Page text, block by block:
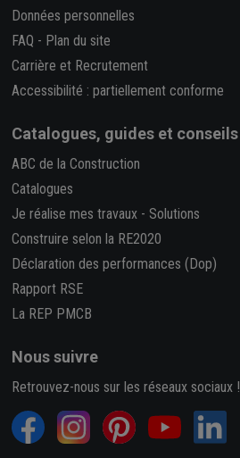
Données personnelles
FAQ - Plan du site
Carrière et Recrutement
Accessibilité : partiellement conforme
Catalogues, guides et conseils
ABC de la Construction
Catalogues
Je réalise mes travaux - Solutions
Construire selon la RE2020
Déclaration des performances (Dop)
Rapport RSE
La REP PMCB
Nous suivre
Retrouvez-nous sur les réseaux sociaux !